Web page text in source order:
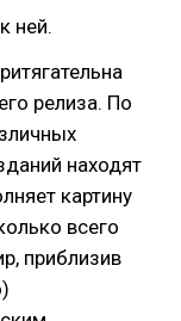
ней.
релиза. По
находят
картину
всего
приблизив